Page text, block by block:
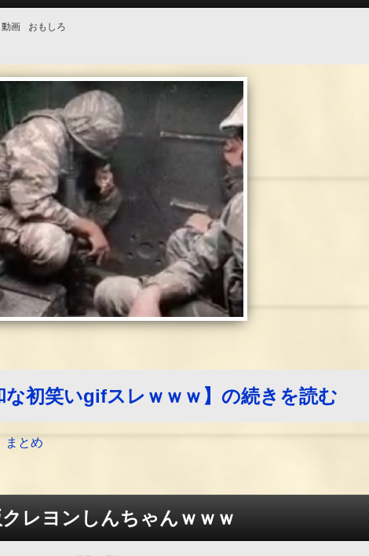
画 おもしろ
な初笑いgifスレｗｗｗ】の続きを読む
まとめ
クレヨンしんちゃんｗｗｗ